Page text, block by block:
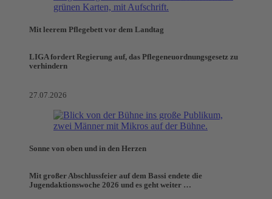
Mit leerem Pflegebett vor dem Landtag
LIGA fordert Regierung auf, das Pflegeneuordnungsgesetz zu
verhindern
27.07.2026
Sonne von oben und in den Herzen
Mit großer Abschlussfeier auf dem Bassi endete die
Jugendaktionswoche 2026 und es geht weiter …